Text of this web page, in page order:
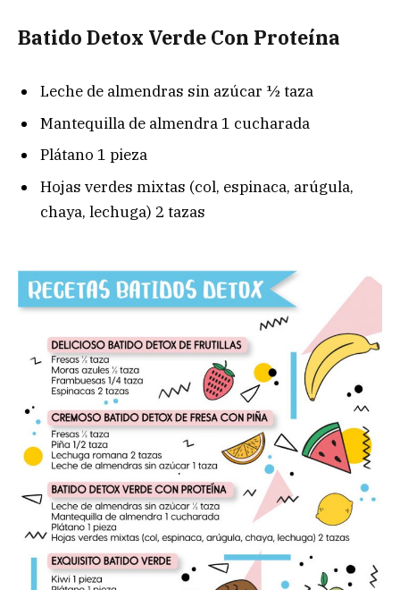
Batido Detox Verde Con Proteína
Leche de almendras sin azúcar ½ taza
Mantequilla de almendra 1 cucharada
Plátano 1 pieza
Hojas verdes mixtas (col, espinaca, arúgula,
chaya, lechuga) 2 tazas